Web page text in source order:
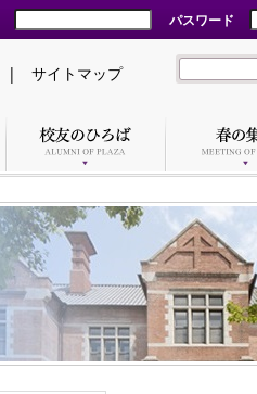
パスワード
| サイトマップ